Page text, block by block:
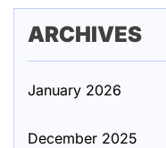
ARCHIVES
January 2026
December 2025